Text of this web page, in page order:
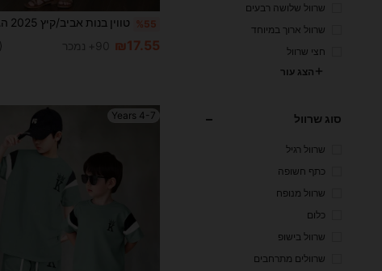
שרוול שלושה רבעים
שרוול ארוך במיוחד
חצי שרוול
הצג עור
סוג שרוול
שרוול רגיל
כתף חשופה
שרוול מנופח
כלום
שרוול בישופ
שרוולים מתרחבים
%55
₪17.55 90+ נמכר
4-7 Years